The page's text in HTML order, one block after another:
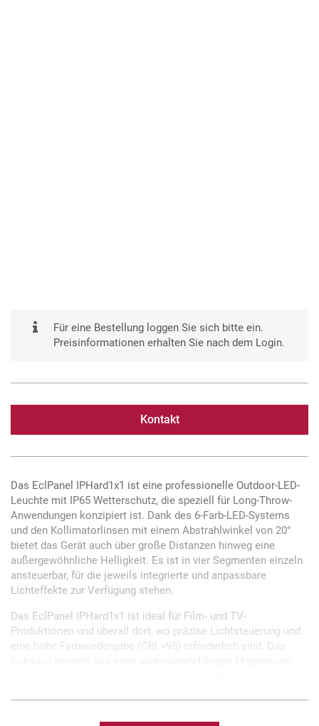
Für eine Bestellung loggen Sie sich bitte ein.
Preisinformationen erhalten Sie nach dem Login.
Kontakt
Das EclPanel IPHard1x1 ist eine professionelle Outdoor-LED-
Leuchte mit IP65 Wetterschutz, die speziell für Long-Throw-
Anwendungen konzipiert ist. Dank des 6-Farb-LED-Systems
und den Kollimatorlinsen mit einem Abstrahlwinkel von 20°
bietet das Gerät auch über große Distanzen hinweg eine
außergewöhnliche Helligkeit. Es ist in vier Segmenten einzeln
ansteuerbar, für die jeweils integrierte und anpassbare
Lichteffekte zur Verfügung stehen.
Das EclPanel IPHard1x1 ist ideal für Film- und TV-
Produktionen und überall dort, wo präzise Lichtsteuerung und
eine hohe Farbwiedergabe (CRI >95) erforderlich sind. Das
Neben der Steuerung per DMX, W-DMX oder CRMX können alle